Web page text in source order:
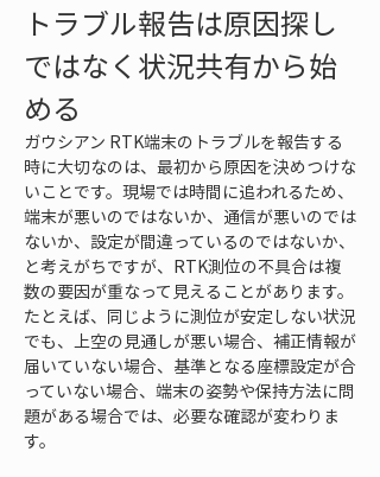
トラブル報告は原因探し
ではなく状況共有から始
める
ガウシアン RTK端末のトラブルを報告する
時に大切なのは、最初から原因を決めつけな
いことです。現場では時間に追われるため、
端末が悪いのではないか、通信が悪いのでは
ないか、設定が間違っているのではないか、
と考えがちですが、RTK測位の不具合は複
数の要因が重なって見えることがあります。
たとえば、同じように測位が安定しない状況
でも、上空の見通しが悪い場合、補正情報が
届いていない場合、基準となる座標設定が合
っていない場合、端末の姿勢や保持方法に問
題がある場合では、必要な確認が変わりま
す。